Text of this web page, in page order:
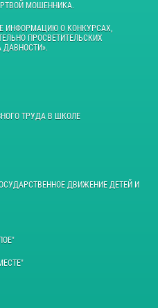
МОШЕННИКА.
ИНФОРМАЦИЮ О КОНКУРСАХ,
ПРОСВЕТИТЕЛЬСКИХ
ДАВНОСТИ».
ТРУДА В ШКОЛЕ
ДВИЖЕНИЕ ДЕТЕЙ И